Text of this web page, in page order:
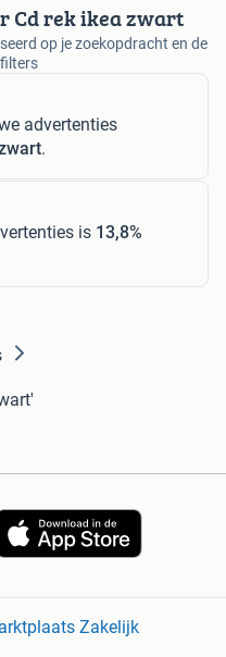
Cd rek ikea zwart
op je zoekopdracht en de
advertenties
.
is 13,8%
Zakelijk